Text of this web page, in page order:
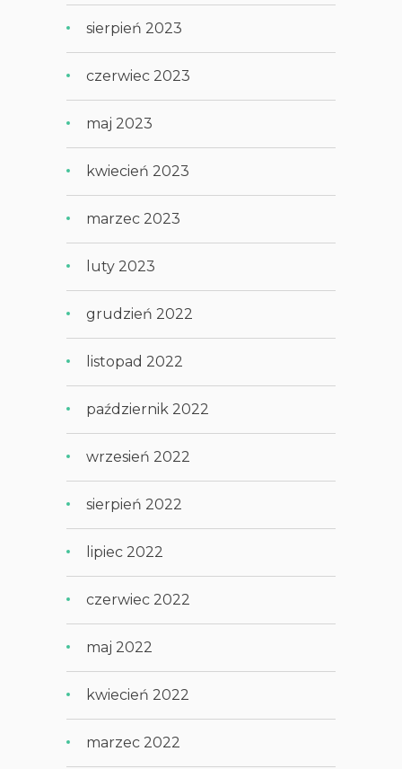
sierpień 2023
czerwiec 2023
maj 2023
kwiecień 2023
marzec 2023
luty 2023
grudzień 2022
listopad 2022
październik 2022
wrzesień 2022
sierpień 2022
lipiec 2022
czerwiec 2022
maj 2022
kwiecień 2022
marzec 2022